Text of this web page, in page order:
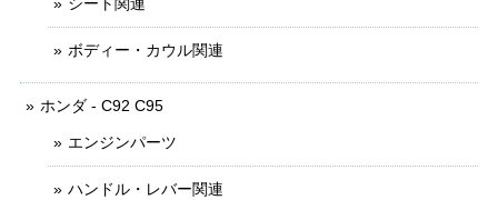
ボディー・カウル関連
ホンダ - C92 C95
エンジンパーツ
ハンドル・レバー関連